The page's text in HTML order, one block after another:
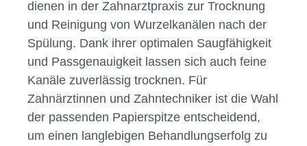
dienen in der Zahnarztpraxis zur Trocknung
und Reinigung von Wurzelkanälen nach der
Spülung. Dank ihrer optimalen Saugfähigkeit
und Passgenauigkeit lassen sich auch feine
Kanäle zuverlässig trocknen. Für
Zahnärztinnen und Zahntechniker ist die Wahl
der passenden Papierspitze entscheidend,
um einen langlebigen Behandlungserfolg zu